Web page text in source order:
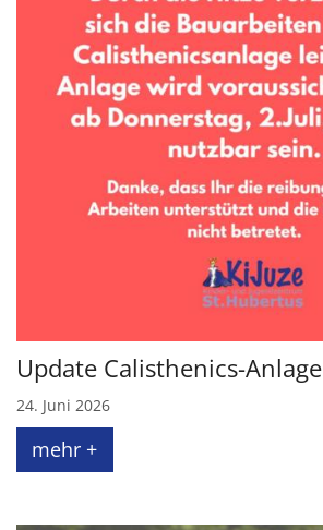
Update Calisthenics-Anlage
24. Juni 2026
mehr +